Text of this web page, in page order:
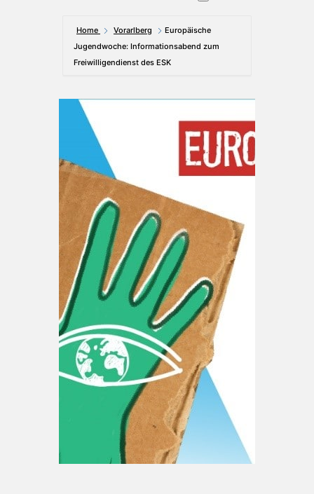
Home Vorarlberg
Europäische
Jugendwoche: Informationsabend zum
Freiwilligendienst des ESK